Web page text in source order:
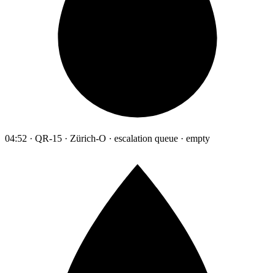
04:52 · QR-15 · Zürich-O · escalation queue · empty